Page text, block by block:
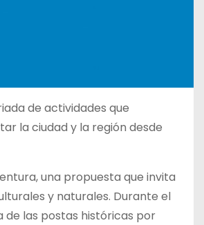
de actividades que
la ciudad y la región desde
una propuesta que invita
y naturales. Durante el
las postas históricas por